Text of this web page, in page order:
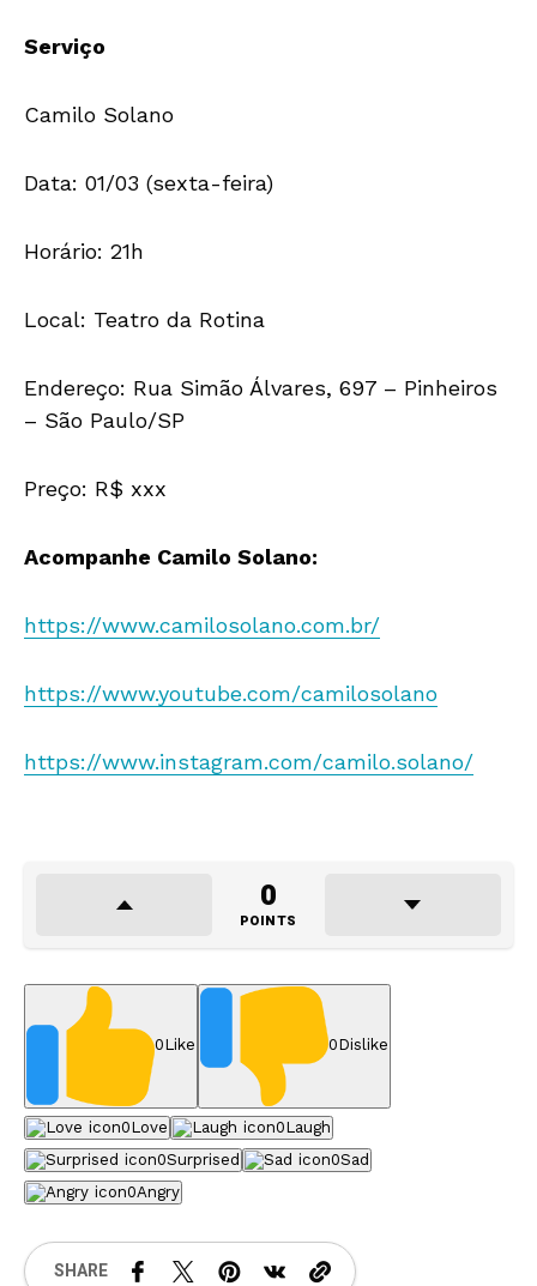
Serviço
Camilo Solano
Data: 01/03 (sexta-feira)
Horário: 21h
Local: Teatro da Rotina
Endereço: Rua Simão Álvares, 697 – Pinheiros
– São Paulo/SP
Preço: R$ xxx
Acompanhe Camilo Solano:
https://www.camilosolano.com.br/
https://www.youtube.com/camilosolano
https://www.instagram.com/camilo.solano/
0
POINTS
0Like 0Dislike
0Love 0Laugh
0Surprised 0Sad
0Angry
SHARE